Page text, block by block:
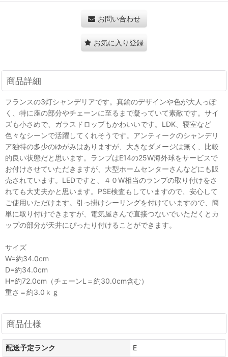
お問い合わせ
お気に入り登録
商品詳細
フランスの3灯シャンデリアです。真鍮のデザインや色が大人っぽ
く、特に座の部分やチェーンに至るまで凝っていて素敵です。サイ
ズも小さめで、ガラスドロップもかわいいです。LDK、寝室など
色々なシーンで活躍してくれそうです。アンティークのシャンデリ
ア独特の多少のゆがみはありますが、大きなダメージは無く、比較
的良い状態だと思います。ランプはE14の25W海外球をサービスで
お付けさせていただきますが、大型ホームセンターさんなどにも販
売されています。LEDですと、４０W相当のランプの取り付けをさ
れても大丈夫かと思います。PSE検査もしていますので、安心して
ご使用いただけます。引っ掛けシーリングを付けていますので、簡
単に取り付けできますが、電気屋さんで直接つないでいただくとカ
ップの部分が天井にぴったり付けることができます。
サイズ
W=約34.0cm
D=約34.0cm
H=約72.0cm（チェーンL＝約30.0cm含む）
重さ＝約3.0ｋｇ
商品仕様
配送予定ランク
E